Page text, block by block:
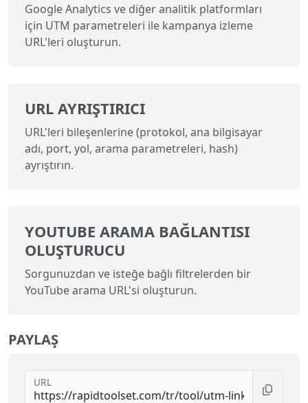
Google Analytics ve diğer analitik platformları
için UTM parametreleri ile kampanya izleme
URL'leri oluşturun.
URL AYRIŞTIRICI
URL'leri bileşenlerine (protokol, ana bilgisayar
adı, port, yol, arama parametreleri, hash)
ayrıştırın.
YOUTUBE ARAMA BAĞLANTISI
OLUŞTURUCU
Sorgunuzdan ve isteğe bağlı filtrelerden bir
YouTube arama URL'si oluşturun.
PAYLAŞ
URL